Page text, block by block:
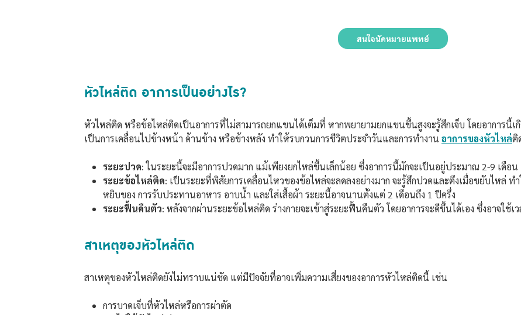
สนใจนัดหมายแพทย์
หัวไหล่ติด อาการเป็นอย่างไร?
หัวไหล่ติด หรือข้อไหล่ติดเป็นอาการที่ไม่สามารถยกแขนได้เต็มที่ หากพยายามยกแขนขึ้นสูงจะรู้สึกเจ็บ โดยอาการนี้เ
เป็นการเคลื่อนไปข้างหน้า ด้านข้าง หรือข้างหลัง ทำให้รบกวนการชีวิตประจำวันและการทำงาน อาการของหัวไหล่ติ
ระยะปวด: ในระยะนี้จะมีอาการปวดมาก แม้เพียงยกไหล่ขึ้นเล็กน้อย ซึ่งอาการนี้มักจะเป็นอยู่ประมาณ 2-9 เดือน
ระยะข้อไหล่ติด: เป็นระยะที่พิสัยการเคลื่อนไหวของข้อไหล่จะลดลงอย่างมาก จะรู้สึกปวดและตึงเมื่อขยับไหล่
หยิบของ การรับประทานอาหาร อาบน้ำ และใส่เสื้อผ้า ระยะนี้อาจนานตั้งแต่ 2 เดือนถึง 1 ปีครึ่ง
ระยะฟื้นคืนตัว: หลังจากผ่านระยะข้อไหล่ติด ร่างกายจะเข้าสู่ระยะฟื้นคืนตัว โดยอาการจะดีขึ้นได้เอง ซึ่งอาจใช้เ
สาเหตุของหัวไหล่ติด
สาเหตุของหัวไหล่ติดยังไม่ทราบแน่ชัด แต่มีปัจจัยที่อาจเพิ่มความเสี่ยงของอาการหัวไหล่ติดนี้ เช่น
การบาดเจ็บที่หัวไหล่หรือการผ่าตัด